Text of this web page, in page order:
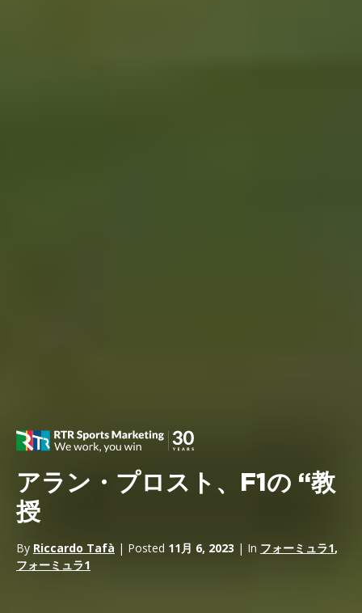
アラン・プロスト、F1の “教
授
By Riccardo Tafà | Posted 11月 6, 2023 | In フォーミュラ1,
フォーミュラ1